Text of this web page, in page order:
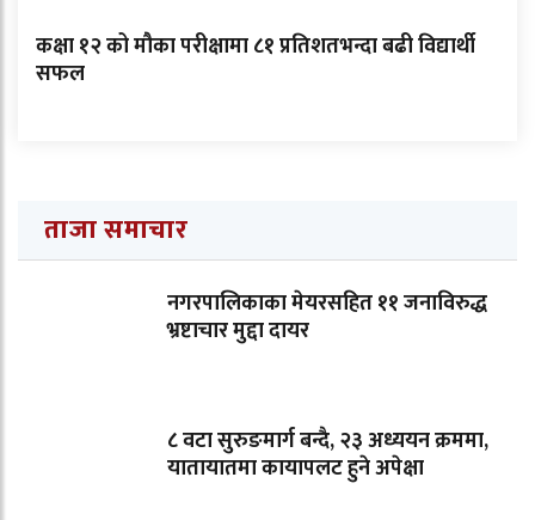
कक्षा १२ को मौका परीक्षामा ८१ प्रतिशतभन्दा बढी विद्यार्थी
सफल
ताजा समाचार
नगरपालिकाका मेयरसहित ११ जनाविरुद्ध
भ्रष्टाचार मुद्दा दायर
८ वटा सुरुङमार्ग बन्दै, २३ अध्ययन क्रममा,
यातायातमा कायापलट हुने अपेक्षा